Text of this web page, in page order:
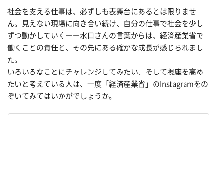
社会を支える仕事は、必ずしも表舞台にあるとは限りませ
ん。見えない現場に向き合い続け、自分の仕事で社会を少し
ずつ動かしていく――水口さんの言葉からは、経済産業省で
働くことの責任と、その先にある確かな成長が感じられまし
た。
いろいろなことにチャレンジしてみたい、そして視座を高め
たいと考えている人は、一度「経済産業省」のInstagramをの
ぞいてみてはいかがでしょうか。